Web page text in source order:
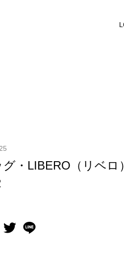
グ・LIBERO（リベロ